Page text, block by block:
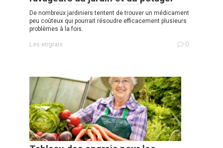
De nombreux jardiniers tentent de trouver un médicament
peu coûteux qui pourrait résoudre efficacement plusieurs
problèmes à la fois.
Les engrais 0